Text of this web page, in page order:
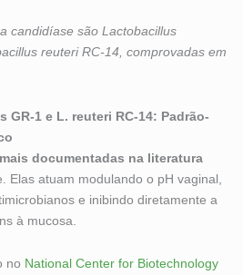
candidíase são Lactobacillus
reuteri RC-14, comprovadas em
1 e L. reuteri RC-14: Padrão-
mais documentadas na literatura
Elas atuam modulando o pH vaginal,
e inibindo diretamente a
à mucosa.
no National Center for Biotechnology